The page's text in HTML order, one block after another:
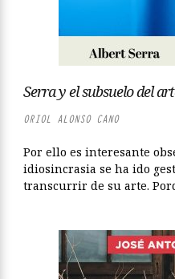
Serra y el subsuelo del
ORIOL ALONSO CANO
Por ello es interesante
idiosincrasia se ha ido
transcurrir de su arte.